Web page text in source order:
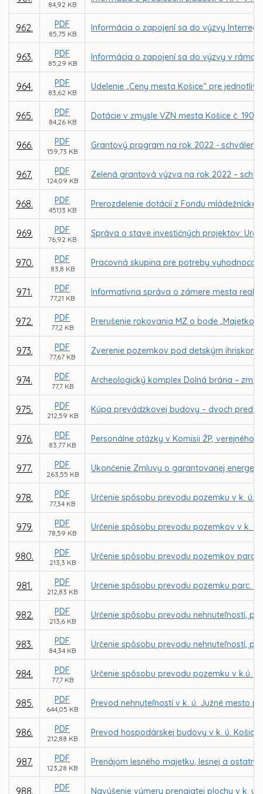
84,92 KB
962. PDF
85,75 KB
Informácia o zapojení sa do výzvy Interreg
963. PDF
85,29 KB
Informácia o zapojení sa do výzvy v rámci
964. PDF
83,62 KB
Udelenie „Ceny mesta Košice“ pre
965. PDF
84,26 KB
Dotácie v zmysle VZN mesta Košice č. 190
966. PDF
159,73 KB
Grantový program na rok 2022 -
967. PDF
124,09 KB
Zelená grantová výzva na rok 2022 –
968. PDF
451,13 KB
Prerozdelenie dotácií z Fondu
969. PDF
76,92 KB
Správa o stave investičných projektov:
970. PDF
83,8 KB
Pracovná skupina pre potreby
971. PDF
77,21 KB
Informatívna správa o zámere mesta
972. PDF
77,2 KB
Prerušenie rokovania MZ o bode
973. PDF
77,67 KB
Zverenie pozemkov pod detským ihriskom
974. PDF
77,7 KB
Archeologický komplex Dolná brána –
975. PDF
212,59 KB
Kúpa prevádzkovej budovy – dvoch
976. PDF
83,77 KB
Personálne otázky v Komisii ŽP, verejného
977. PDF
263,55 KB
Ukončenie Zmluvy o garantovanej
978. PDF
77,34 KB
Určenie spôsobu prevodu pozemku v k. ú.
979. PDF
78,59 KB
Určenie spôsobu prevodu pozemkov v k.
980. PDF
213,3 KB
Určenie spôsobu prevodu pozemkov parc.
981. PDF
212,83 KB
Určenie spôsobu prevodu pozemku parc.
982. PDF
213,6 KB
Určenie spôsobu prevodu nehnuteľností,
983. PDF
84,34 KB
Určenie spôsobu prevodu nehnuteľností,
984. PDF
77,7 KB
Určenie spôsobu prevodu pozemku v k.ú.
985. PDF
644,05 KB
Prevod nehnuteľností v k. ú. Južné mesto
986. PDF
212,88 KB
Prevod hospodárskej budovy v k. ú.
987. PDF
123,28 KB
Prenájom lesného majetku, lesnej a
988. PDF Navýšenie výmery prenajatej plochy v k.